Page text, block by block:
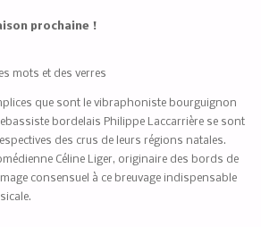
prochaine !
mots et des verres
que sont le vibraphoniste bourguignon
bordelais Philippe Laccarrière se sont
des crus de leurs régions natales.
Céline Liger, originaire des bords de
consensuel à ce breuvage indispensable